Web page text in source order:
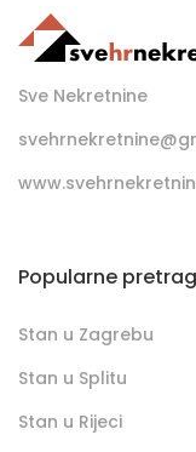
Sve Nekretnine
Popularne
Stan u Zagrebu
Stan u Splitu
Stan u Rijeci